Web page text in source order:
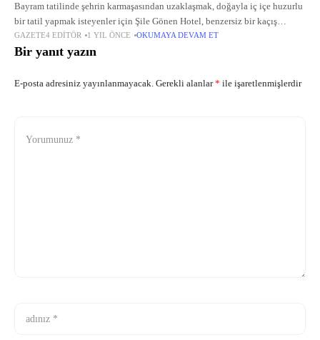
Bayram tatilinde şehrin karmaşasından uzaklaşmak, doğayla iç içe huzurlu
bir tatil yapmak isteyenler için Şile Gönen Hotel, benzersiz bir kaçış
noktası sunuyor.
GAZETE4 EDITÖR 1 YIL ÖNCE OKUMAYA DEVAM ET
Bir yanıt yazın
E-posta adresiniz yayınlanmayacak. Gerekli alanlar* ile işaretlenmişlerdir